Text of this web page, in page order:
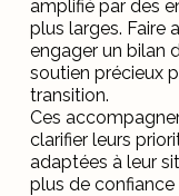
amplifié par des
plus larges. Faire
engager un bilan
soutien précieux
transition.
Ces
clarifier leurs
adaptées à leur
plus de confiance